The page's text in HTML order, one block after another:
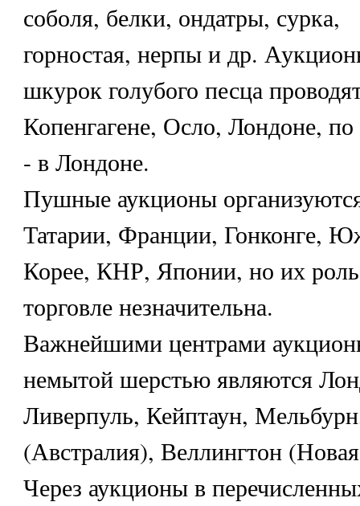
соболя, белки, ондатры, сурка,
горностая, нерпы и др.
шкурок голубого песца
Копенгагене, Осло, Лондоне,
- в Лондоне.
Пушные аукционы
Татарии, Франции, Гонконге,
Корее, КНР, Японии, но их
торговле незначительна.
Важнейшими центрами
немытой шерстью являются
Ливерпуль, Кейптаун,
(Австралия), Веллингтон
Через аукционы в